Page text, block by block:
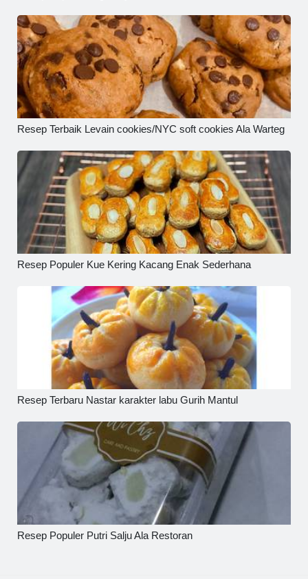
Resep Terbaik Levain cookies/NYC soft cookies Ala Warteg
Resep Populer Kue Kering Kacang Enak Sederhana
Resep Terbaru Nastar karakter labu Gurih Mantul
Resep Populer Putri Salju Ala Restoran